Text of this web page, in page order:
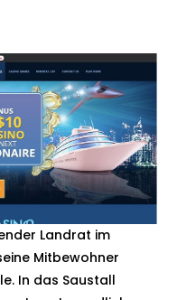
Landrat im
Mitbewohner
In das Saustall